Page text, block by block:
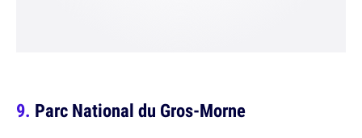
Parc National du Gros-Morne